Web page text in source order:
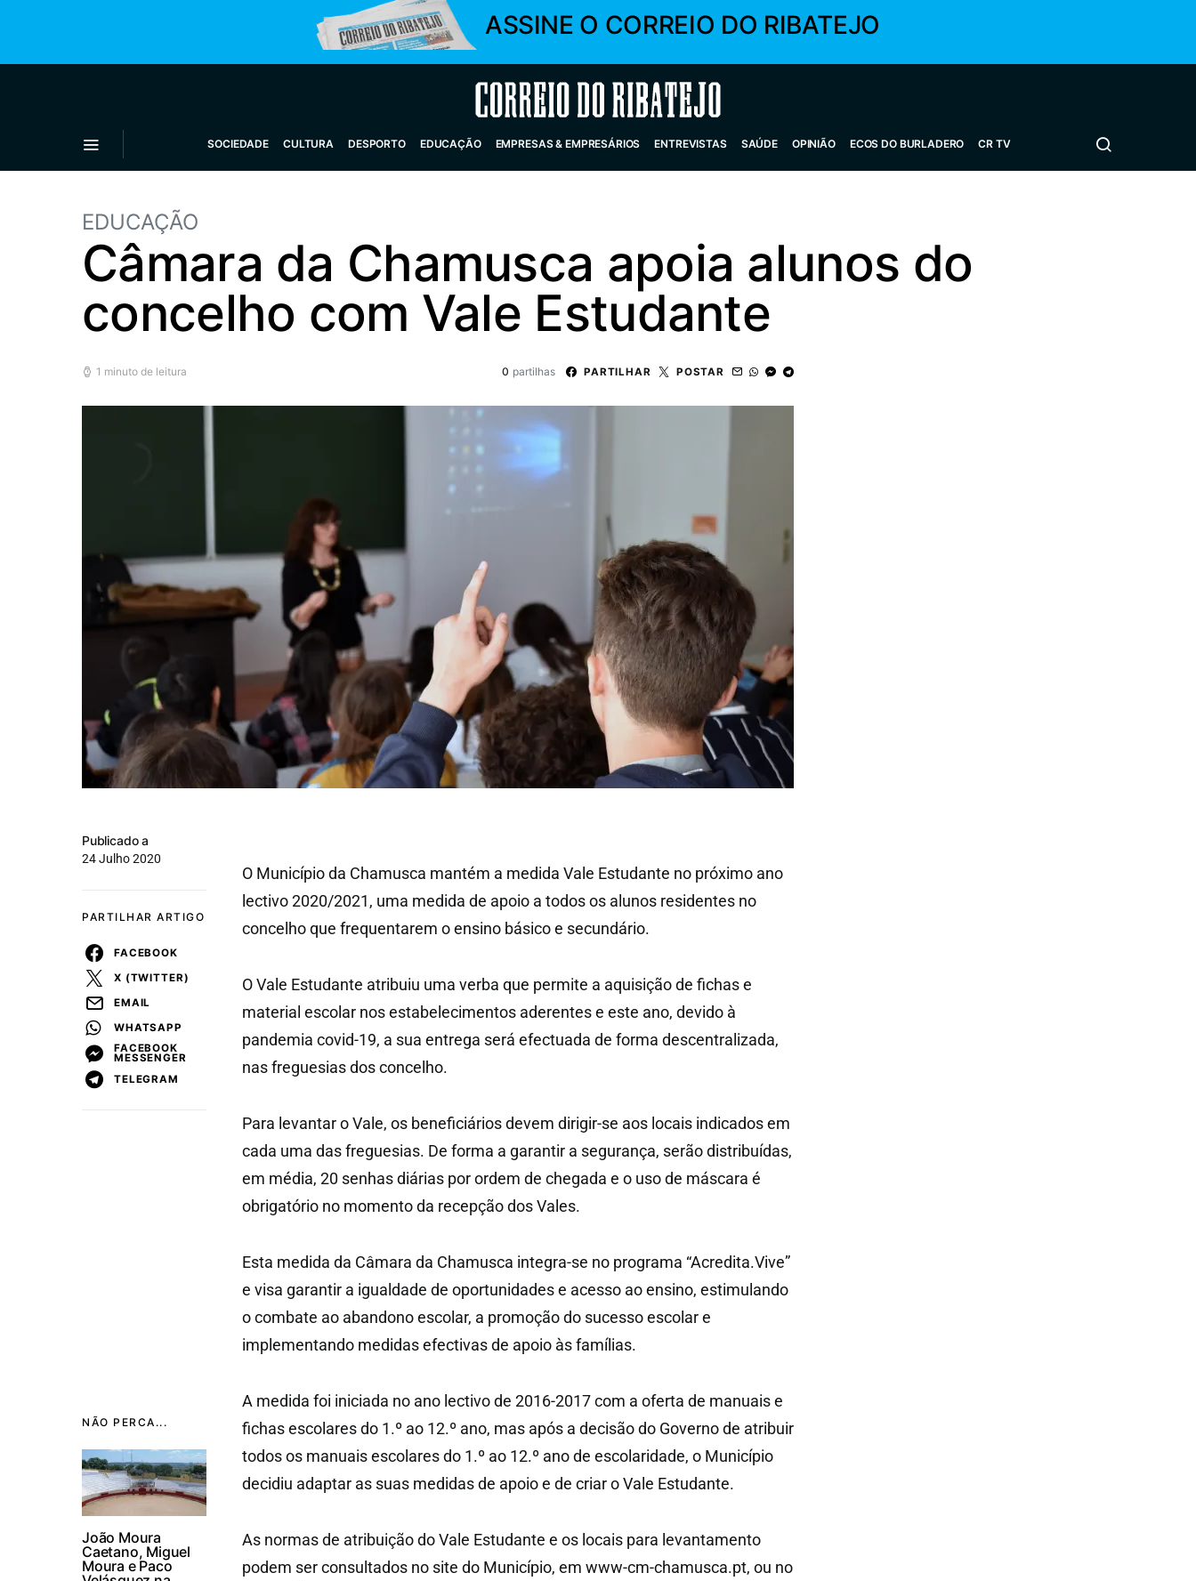
ASSINE O CORREIO DO RIBATEJO
Correio do Ribatejo
SOCIEDADE CULTURA DESPORTO EDUCAÇÃO EMPRESAS & EMPRESÁRIOS ENTREVISTAS SAÚDE OPINIÃO ECOS DO BURLADERO CR TV
EDUCAÇÃO
Câmara da Chamusca apoia alunos do
concelho com Vale Estudante
1 minuto de leitura 0 partilhas PARTILHAR POSTAR
NÃO PERCA...
João Moura
Caetano, Miguel
Moura e Paco
Publicado a
24 Julho 2020
PARTILHAR ARTIGO
FACEBOOK
X (TWITTER)
EMAIL
WHATSAPP
FACEBOOK
MESSENGER
TELEGRAM
O Município da Chamusca mantém a medida Vale Estudante no próximo ano
lectivo 2020/2021, uma medida de apoio a todos os alunos residentes no
concelho que frequentarem o ensino básico e secundário.
O Vale Estudante atribuiu uma verba que permite a aquisição de fichas e
material escolar nos estabelecimentos aderentes e este ano, devido à
pandemia covid-19, a sua entrega será efectuada de forma descentralizada,
nas freguesias dos concelho.
Para levantar o Vale, os beneficiários devem dirigir-se aos locais indicados em
cada uma das freguesias. De forma a garantir a segurança, serão distribuídas,
em média, 20 senhas diárias por ordem de chegada e o uso de máscara é
obrigatório no momento da recepção dos Vales.
Esta medida da Câmara da Chamusca integra-se no programa “Acredita.Vive”
e visa garantir a igualdade de oportunidades e acesso ao ensino, estimulando
o combate ao abandono escolar, a promoção do sucesso escolar e
implementando medidas efectivas de apoio às famílias.
A medida foi iniciada no ano lectivo de 2016-2017 com a oferta de manuais e
fichas escolares do 1.º ao 12.º ano, mas após a decisão do Governo de atribuir
todos os manuais escolares do 1.º ao 12.º ano de escolaridade, o Município
decidiu adaptar as suas medidas de apoio e de criar o Vale Estudante.
As normas de atribuição do Vale Estudante e os locais para levantamento
podem ser consultados no site do Município, em www-cm-chamusca.pt, ou no